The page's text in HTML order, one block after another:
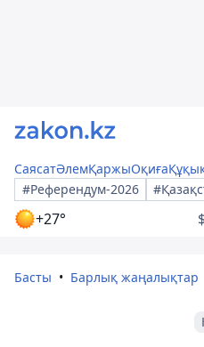
СаясатӘлемҚаржыОқиға
#Референдум-2026
+27°
Басты Барлық жаңалықтар